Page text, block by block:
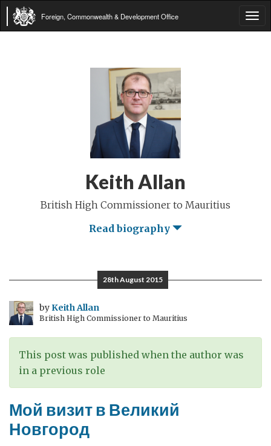
Foreign, Commonwealth & Development Office
Keith Allan
British High Commissioner to Mauritius
Read biography
28th August 2015
byKeith Allan
British High Commissioner to Mauritius
This post was published when the author was
in a previous role
Мой визит в Великий
Новгород